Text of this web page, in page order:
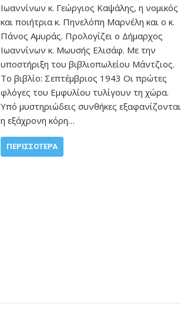
Ιωαννίνων κ. Γεώργιος Καψάλης, η νομικός
και ποιήτρια κ. Πηνελόπη Μαρνέλη και ο κ.
Πάνος Αμυράς. Προλογίζει ο Δήμαρχος
Ιωαννίνων κ. Μωυσής Ελισάφ. Με την
υποστήριξη του βιβλιοπωλείου Μάντζιος.
Το βιβλίο: Σεπτέμβριος 1943 Οι πρώτες
φλόγες του Εμφυλίου τυλίγουν τη χώρα.
Υπό μυστη­­ριώδεις συνθήκες εξαφανίζονται
η εξάχρονη κόρη…
ΠΕΡΙΣΣΌΤΕΡΑ